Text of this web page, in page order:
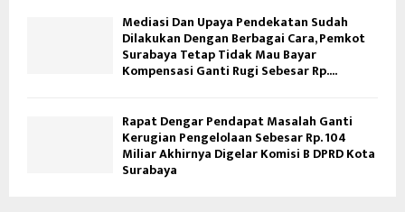
Mediasi Dan Upaya Pendekatan Sudah
Dilakukan Dengan Berbagai Cara, Pemkot
Surabaya Tetap Tidak Mau Bayar
Kompensasi Ganti Rugi Sebesar Rp....
Rapat Dengar Pendapat Masalah Ganti
Kerugian Pengelolaan Sebesar Rp. 104
Miliar Akhirnya Digelar Komisi B DPRD Kota
Surabaya